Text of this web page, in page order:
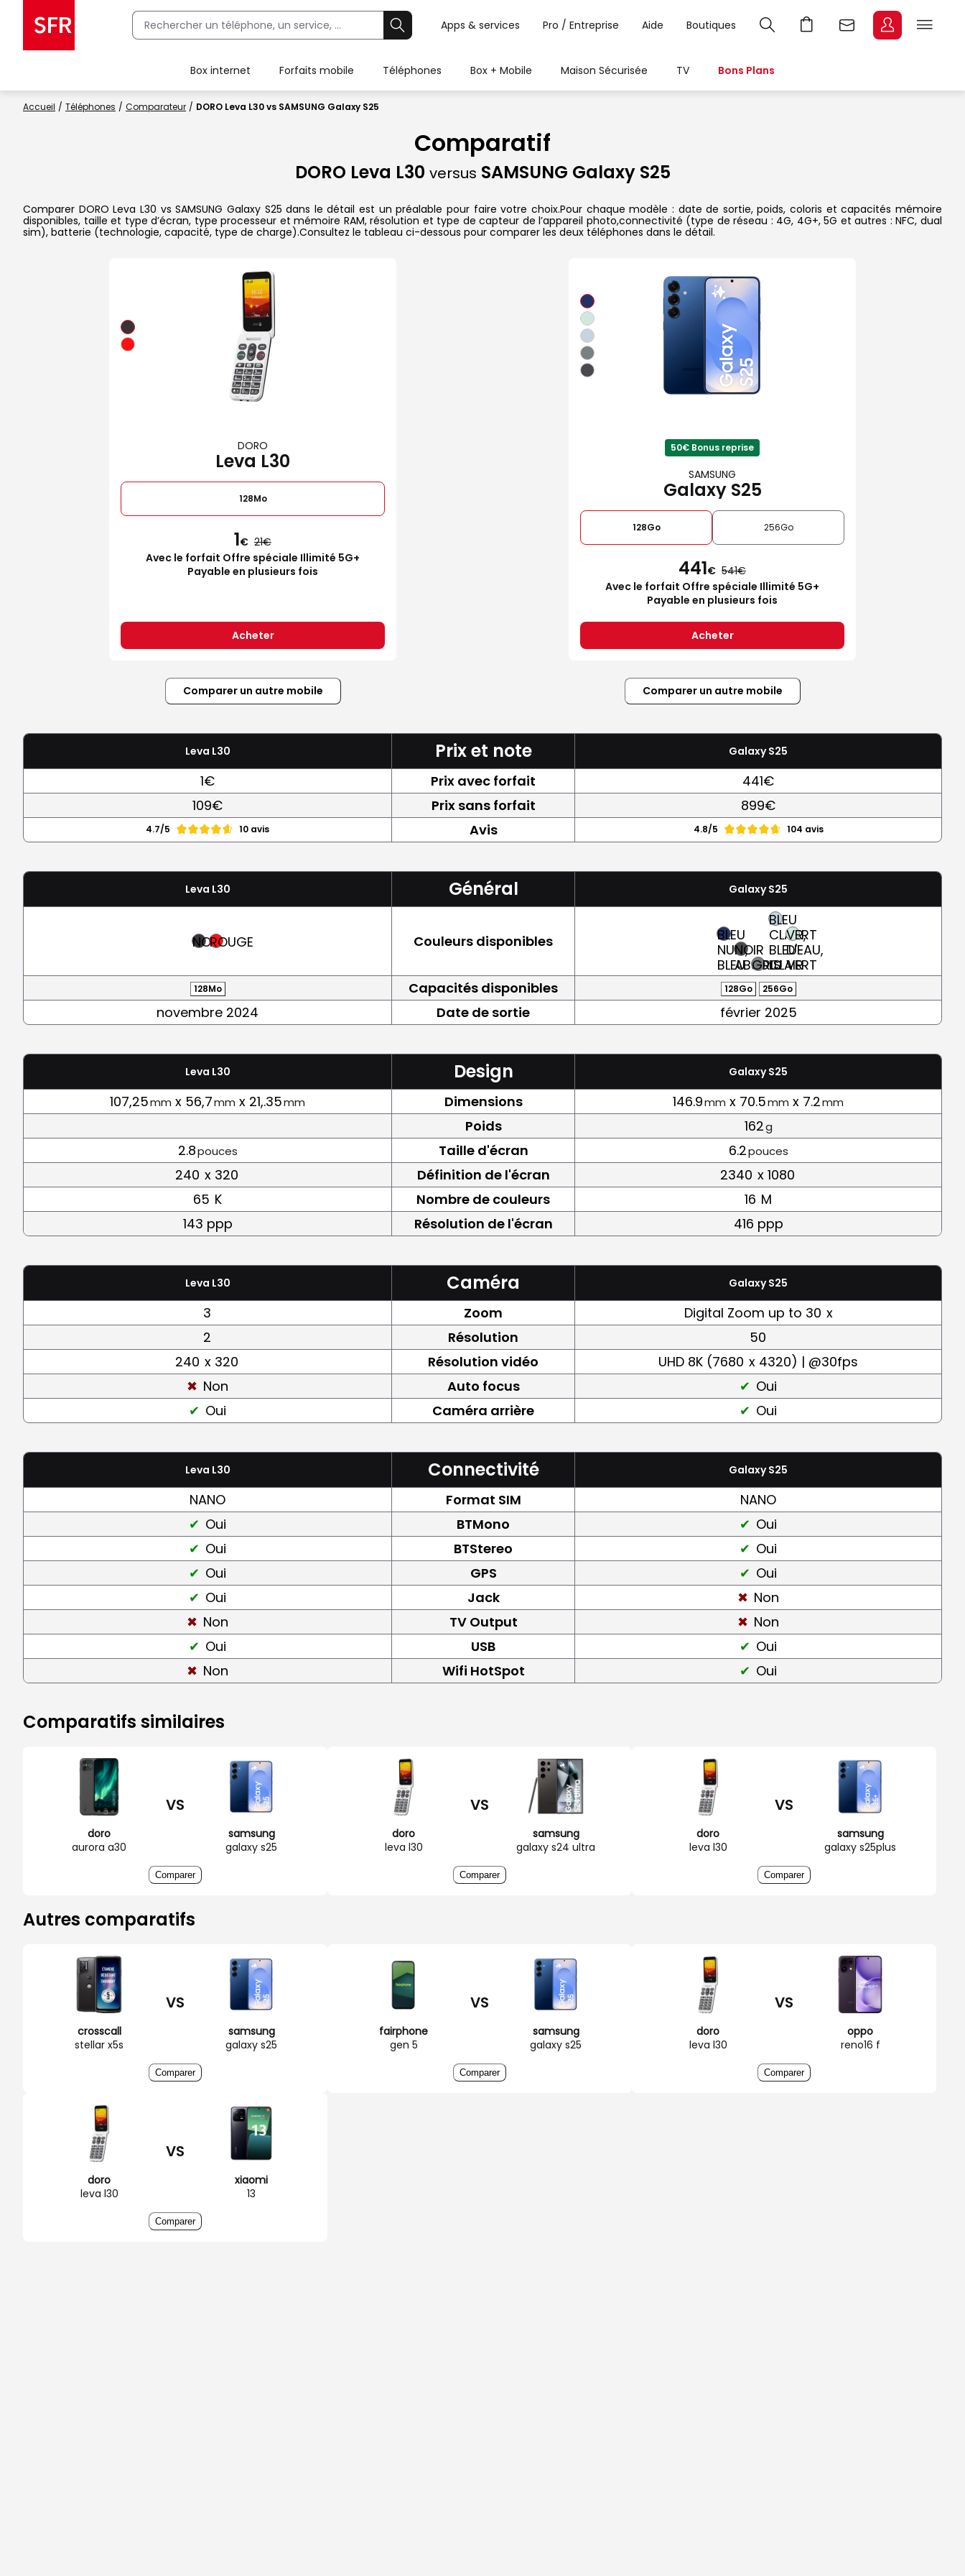
Apps & services Pro / Entreprise Aide Boutiques
Box internet Forfaits mobile Téléphones Box + Mobile Maison Sécurisée TV Bons Plans
Accueil Téléphones Comparateur DORO Leva L30 vs SAMSUNG Galaxy S25
Comparatif
DORO Leva L30 versus SAMSUNG Galaxy S25
Comparer DORO Leva L30 vs SAMSUNG Galaxy S25 dans le détail est un préalable pour faire votre choix.Pour chaque modèle : date de sortie, poids, coloris et capacités mémoire
disponibles, taille et type d’écran, type processeur et mémoire RAM, résolution et type de capteur de l’appareil photo,connectivité (type de réseau : 4G, 4G+, 5G et autres : NFC, dual
sim), batterie (technologie, capacité, type de charge).Consultez le tableau ci-dessous pour comparer les deux téléphones dans le détail.
DORO
Leva L30
128Mo
1€ 21
Avec le forfait Offre spéciale Illimité 5G+
Payable en plusieurs fois
Acheter
50€ Bonus reprise
SAMSUNG
Galaxy S25
128Go 256Go
441€ 541
Avec le forfait Offre spéciale Illimité 5G+
Payable en plusieurs fois
Acheter
Comparer un autre mobile Comparer un autre mobile
Leva L30 Prix et note Galaxy S25
1€ Prix avec forfait
441€
109€
Prix sans forfait 899€
4.7/5 10 avis Avis 4.8/5 104 avis
Leva L30 Général Galaxy S25
NOIRROUGE Couleurs disponibles
BLEU
NUIT,
BLEU
NOIR
ABSOLU
GRIS
BLEU
CLAIR,
BLEU-
CLAIR
VERT
D'EAU,
VERT
128Mo Capacités disponibles 128Go 256Go
novembre 2024 Date de sortie février 2025
Leva L30 Design Galaxy S25
107,25mm x 56,7mm x 21,.35mm Dimensions 146.9mm x 70.5mm x 7.2mm
Poids 162g
2.8pouces Taille d'écran 6.2pouces
240 x 320 Définition de l'écran 2340 x 1080
65 K Nombre de couleurs 16 M
143 ppp
Résolution de l'écran 416 ppp
Leva L30 Caméra Galaxy S25
3 Zoom Digital Zoom up to 30 x
2
Résolution
50
240 x 320 Résolution vidéo UHD 8K (7680 x 4320) | @30fps
Non
Auto focus
Oui
Oui
Caméra arrière Oui
Leva L30 Connectivité Galaxy S25
NANO Format SIM
NANO
Oui
BTMono
Oui
Oui
BTStereo
Oui
Oui
GPS
Oui
Oui
Jack
Non
Non
TV Output
Non
Oui
USB
Oui
Non
Wifi HotSpot Oui
Comparatifs similaires
doro
aurora a30
VS
samsung
galaxy s25
Comparer
doro
leva l30
VS
samsung
galaxy s24 ultra
Comparer
doro
leva l30
VS
samsung
galaxy s25plus
Comparer
Autres comparatifs
crosscall
stellar x5s
VS
samsung
galaxy s25
Comparer
fairphone
gen 5
VS
samsung
galaxy s25
Comparer
doro
leva l30
VS
oppo
reno16 f
Comparer
doro
leva l30
VS
xiaomi
13
Comparer